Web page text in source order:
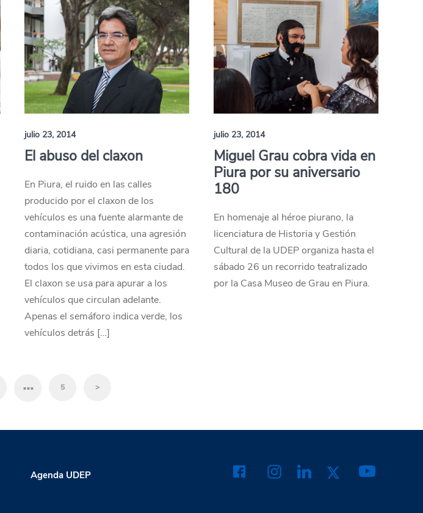
julio 23, 2014
El abuso del claxon
En Piura, el ruido en las calles
producido por el claxon de los
vehículos es una fuente alarmante de
contaminación acústica, una agresión
diaria, cotidiana, casi permanente para
todos los que vivimos en esta ciudad.
El claxon se usa para apurar a los
vehículos que circulan adelante.
Apenas el semáforo indica verde, los
vehículos detrás […]
julio 23, 2014
Miguel Grau cobra vida en
Piura por su aniversario
180
En homenaje al héroe piurano, la
licenciatura de Historia y Gestión
Cultural de la UDEP organiza hasta el
sábado 26 un recorrido teatralizado
por la Casa Museo de Grau en Piura.
… 5 >
Agenda UDEP